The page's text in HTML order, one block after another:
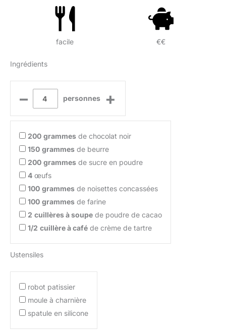
facile €€
Ingrédients
– personnes +
200 grammes de chocolat noir
150 grammes de beurre
200 grammes de sucre en poudre
4 œufs
100 grammes de noisettes concassées
100 grammes de farine
2 cuillères à soupe de poudre de cacao
1/2 cuillère à café de crème de tartre
Ustensiles
robot patissier
moule à charnière
spatule en silicone